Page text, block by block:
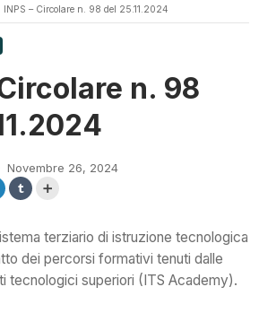
INPS – Circolare n. 98 del 25.11.2024
n. 98
Novembre 26, 2024
terziario di istruzione tecnologica
dei percorsi formativi tenuti dalle
tecnologici superiori (ITS Academy).